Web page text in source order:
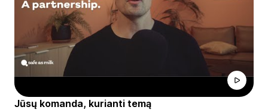
Jūsų komanda, kurianti temą